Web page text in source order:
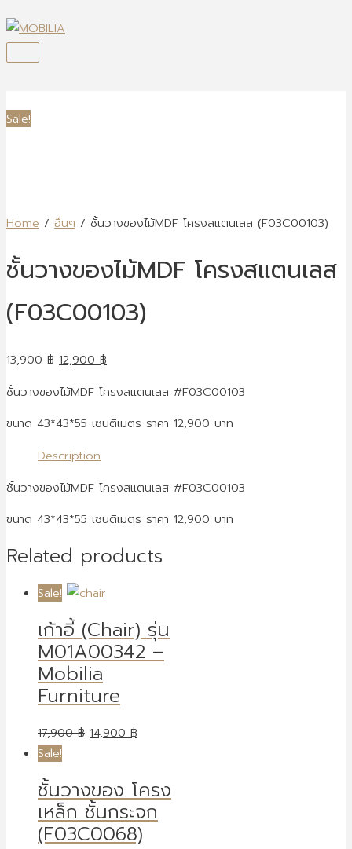
Skip
to
Main
Menu
Sale!
Home / อื่นๆ / ชั้นวางของไม้MDF โครงสแตนเลส (F03C00103)
ชั้นวางของไม้MDF โครงสแตนเลส
(F03C00103)
13,900฿ 12,900 ฿
ชั้นวางของไม้MDF โครงสแตนเลส #F03C00103
ขนาด 43*43*55 เซนติเมตร ราคา 12,900 บาท
Description
ชั้นวางของไม้MDF โครงสแตนเลส #F03C00103
ขนาด 43*43*55 เซนติเมตร ราคา 12,900 บาท
Related products
Sale!
เก้าอี้ (Chair) รุ่น
M01A00342 –
Mobilia
Furniture
17,900฿ 14,900 ฿
Sale!
ชั้นวางของ โครง
เหล็ก ชั้นกระจก
(F03C0068)